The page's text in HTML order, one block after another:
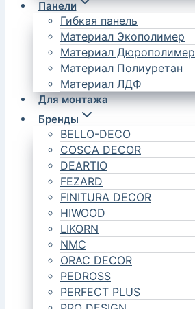
Панели
Гибкая панель
Материал Экополимер
Материал Дюрополимер
Материал Полиуретан
Материал ЛДФ
Для монтажа
Бренды
BELLO-DECO
COSCA DECOR
DEARTIO
FEZARD
FINITURA DECOR
HIWOOD
LIKORN
NMC
ORAC DECOR
PEDROSS
PERFECT PLUS